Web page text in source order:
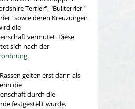
Terrier", "Bullterrier"
sowie deren Kreuzungen
die
vermutet. Diese
sich nach der
.
gelten erst dann als
die
durch die
festgestellt wurde.